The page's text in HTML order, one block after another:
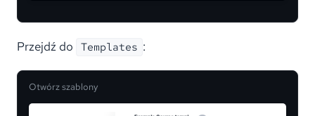
Przejdź do Templates :
Otwórz szablony